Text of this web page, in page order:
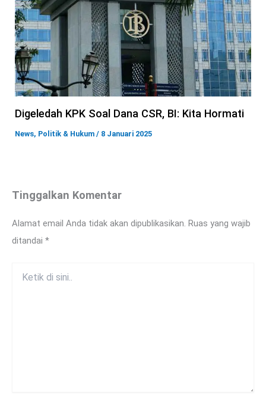
Digeledah KPK Soal Dana CSR, BI: Kita Hormati
News, Politik & Hukum / 8 Januari 2025
Tinggalkan Komentar
Alamat email Anda tidak akan dipublikasikan. Ruas yang wajib
ditandai *